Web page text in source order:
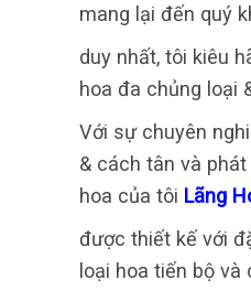
mang lại đến quý
duy nhất, tôi kiêu
hoa đa chủng loại
Với sự chuyên
& cách tân và
hoa của tôi Lãng
được thiết kế với
loại hoa tiến bộ